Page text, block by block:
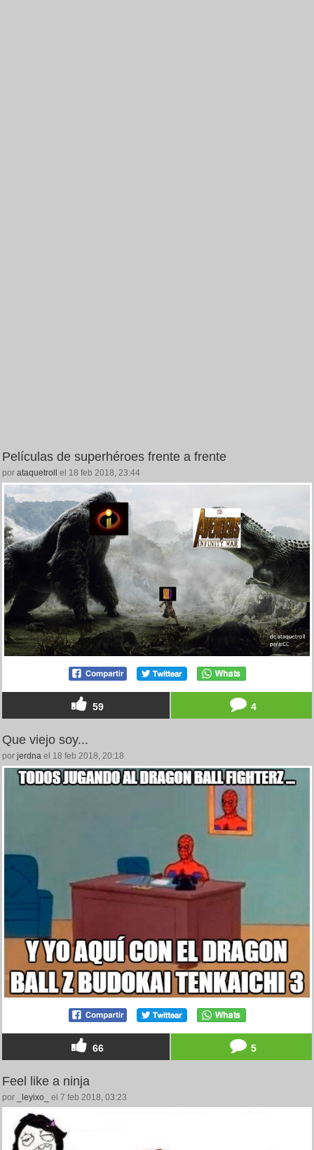
Películas de superhéroes frente a frente
por ataquetroll el 18 feb 2018, 23:44
59 4
Que viejo soy...
por jerdna el 18 feb 2018, 20:18
66 5
Feel like a ninja
por _leyixo_ el 7 feb 2018, 03:23